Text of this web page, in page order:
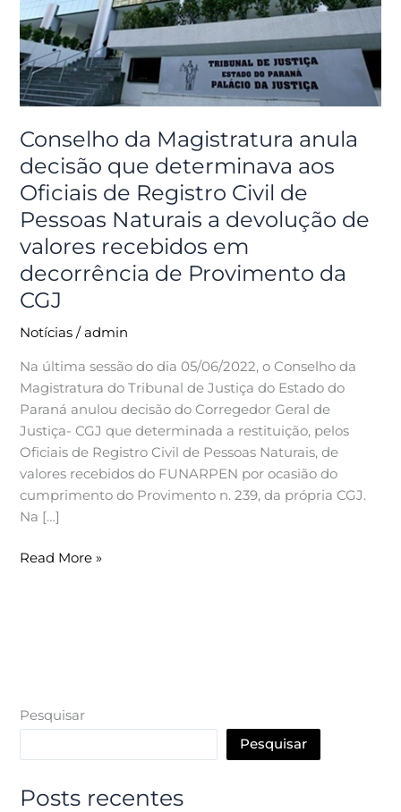
Conselho da Magistratura anula
decisão que determinava aos
Oficiais de Registro Civil de
Pessoas Naturais a devolução de
valores recebidos em
decorrência de Provimento da
CGJ
Notícias /admin
Na última sessão do dia 05/06/2022, o Conselho da
Magistratura do Tribunal de Justiça do Estado do
Paraná anulou decisão do Corregedor Geral de
Justiça- CGJ que determinada a restituição, pelos
Oficiais de Registro Civil de Pessoas Naturais, de
valores recebidos do FUNARPEN por ocasião do
cumprimento do Provimento n. 239, da própria CGJ.
Na […]
decisão
que
determinava
aos
Oficiais
Registro
Civil
Pessoas
Naturais
a
devolução
valores
recebidos
decorrência
de
Provimento
da
CGJ
Read More »
Pesquisar
Pesquisar
Posts recentes